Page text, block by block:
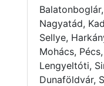
Nagyatád,
Sellye,
Mohács,
Lengyeltóti,
Dunaföldvár,